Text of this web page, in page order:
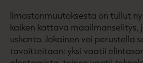
Ilmastonmuutoksesta on tullut
kaiken kattava maailmanselitys,
uskonto. Jokainen voi perustella
tavoitteitaan: yksi vaatii